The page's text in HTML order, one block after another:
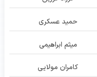
حمید عسکری
میثم ابراهیمی
کامران مولایی